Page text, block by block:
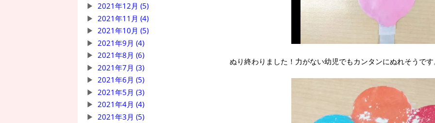
2021年12月 (5)
2021年11月 (4)
2021年10月 (5)
2021年9月 (4)
2021年8月 (6)
2021年7月 (3)
2021年6月 (5)
2021年5月 (3)
2021年4月 (4)
2021年3月 (5)
ぬり終わりました！力がない幼児でもカンタンにぬれそうで